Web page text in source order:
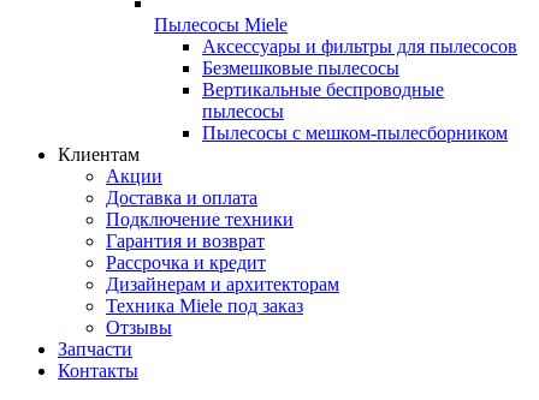
Пылесосы Miele
Аксессуары и фильтры для пылесосов
Безмешковые пылесосы
Вертикальные беспроводные
пылесосы
Пылесосы с мешком-пылесборником
Клиентам
Акции
Доставка и оплата
Подключение техники
Гарантия и возврат
Рассрочка и кредит
Дизайнерам и архитекторам
Техника Miele под заказ
Отзывы
Запчасти
Контакты